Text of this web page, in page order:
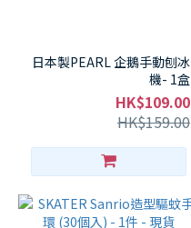
日本製PEARL 企鵝手動刨冰
機- 1盒
HK$109.00
HK$159.00